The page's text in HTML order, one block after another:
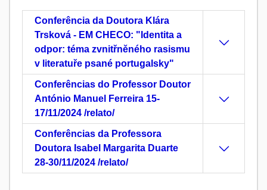
Conferência da Doutora Klára
Trsková - EM CHECO: "Identita a
odpor: téma zvnitřněného rasismu
v literatuře psané portugalsky"
Conferências do Professor Doutor
António Manuel Ferreira 15-
17/11/2024 /relato/
Conferências da Professora
Doutora Isabel Margarita Duarte
28-30/11/2024 /relato/